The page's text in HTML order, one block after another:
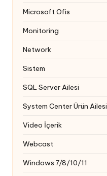
Microsoft Ofis
Monitoring
Network
Sistem
SQL Server Ailesi
System Center Ürün Ailesi
Video İçerik
Webcast
Windows 7/8/10/11